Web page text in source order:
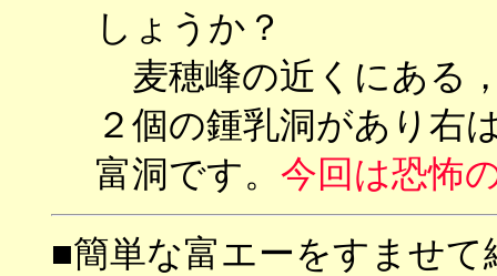
しょうか？
麦穂峰の近くにある
２個の鍾乳洞があり右
富洞です。 今回は恐怖
■簡単な富エーをすませて